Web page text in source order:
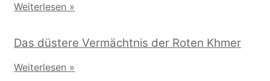
Weiterlesen »
Das düstere Vermächtnis der Roten Khmer
Weiterlesen »